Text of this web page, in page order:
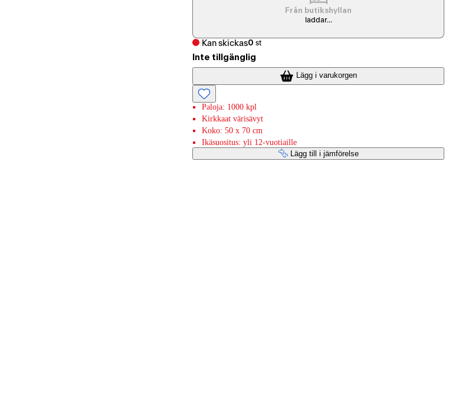
Från butikshyllan
laddar...
Kan skickas0 st
Inte tillgänglig
Lägg i varukorgen
Paloja: 1000 kpl
Kirkkaat värisävyt
Koko: 50 x 70 cm
Ikäsuositus: yli 12-vuotiaille
Lägg till i jämförelse